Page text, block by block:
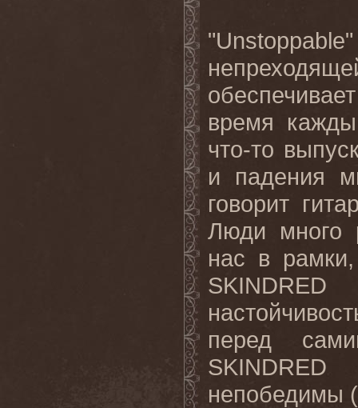
время
что-то
и падения
говорит
Люди много
нас в
перед
непобедимы